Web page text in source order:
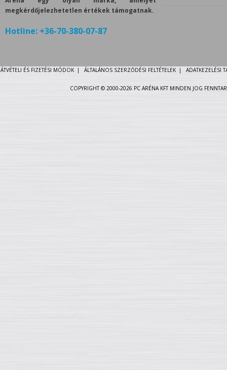
megkérdőjelezhetetlen értékek támogatnak.
Hotline: +36-70-380-07-87
ÁTVÉTELI ÉS FIZETÉSI MÓDOK| ÁLTALÁNOS SZERZŐDÉSI FELTÉTELEK| ADATKEZELÉSI
COPYRIGHT © 2000-2026 PC ARÉNA KFT MINDEN JOG